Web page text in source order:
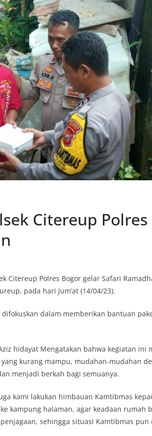
Citereup Polres
Citereup Polres Bogor gelar Safari
pada hari Jum’at (14/04/23).
dalam memberikan bantuan
hidayat Mengatakan bahwa kegiatan ini
kurang mampu, mudahan-mudahan
menjadi berkah bagi semuanya.
kami lakukan himbauan Kamtibmas
kampung halaman, agar keadaan rumah
sehingga situasi Kamtibmas pun